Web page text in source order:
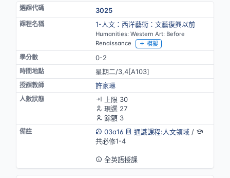
3025
1-人文：西洋藝術：文藝復興以前
Humanities: Western Art: Before
Renaissance
模擬
0-2
星期二/3,4[A103]
許家琳
上限 30
現選 27
餘額 3
03a16
通識課程:人文領域/
共必修1-4
全英語授課